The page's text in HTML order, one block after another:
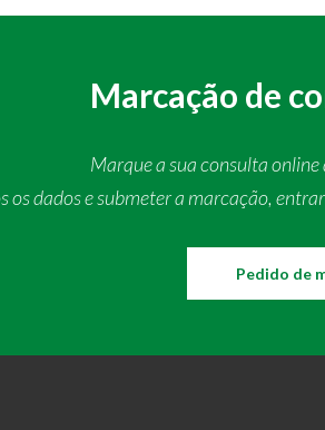
Marcação de
Marque a sua consulta
os dados e submeter a marcação,
Pedido de